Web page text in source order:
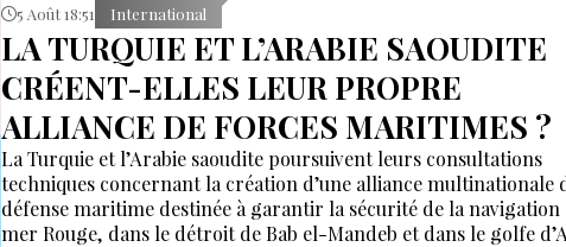
5 Août 18:51 International
LA TURQUIE ET L’ARABIE SAOUDITE
CRÉENT-ELLES LEUR PROPRE
ALLIANCE DE FORCES MARITIMES ?
La Turquie et l’Arabie saoudite poursuivent leurs consultations
techniques concernant la création d’une alliance multinationale
défense maritime destinée à garantir la sécurité de la navigation
mer Rouge, dans le détroit de Bab el-Mandeb et dans le golfe